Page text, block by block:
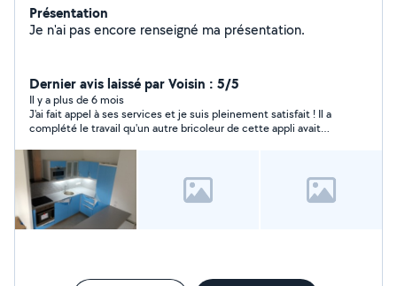
Présentation
Je n'ai pas encore renseigné ma présentation.
Dernier avis laissé par Voisin : 5/5
Il y a plus de 6 mois
J'ai fait appel à ses services et je suis pleinement satisfait ! Il a
complété le travail qu'un autre bricoleur de cette appli avait
"si seulement je vous avais choisi des le début !" Il a eté
professionnel, ponctuel, efficace et consciencieux. Il a pris le
temps qu'il fallait, ça n'a pas coûté si cher comparé au temps, à
l'expertise et au travail qu'il a fourni. Il a même fait les courses
manquantes a leroy merlin avec moi !